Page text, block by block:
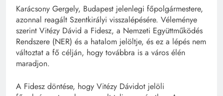
Karácsony Gergely, Budapest jelenlegi főpolgármestere,
azonnal reagált Szentkirályi visszalépésére. Véleménye
szerint Vitézy Dávid a Fidesz, a Nemzeti Együttműködés
Rendszere (NER) és a hatalom jelöltje, és ez a lépés nem
változtat a fő célján, hogy továbbra is a város élén
maradjon.
A Fidesz döntése, hogy Vitézy Dávidot jelöli